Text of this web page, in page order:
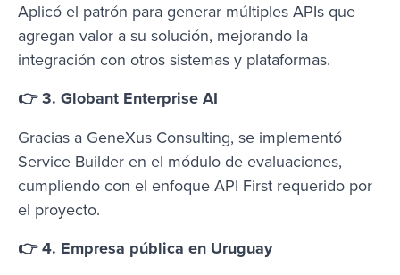
Aplicó el patrón para generar múltiples APIs que
agregan valor a su solución, mejorando la
integración con otros sistemas y plataformas.
👉 3. Globant Enterprise AI
Gracias a GeneXus Consulting, se implementó
Service Builder en el módulo de evaluaciones,
cumpliendo con el enfoque API First requerido por
el proyecto.
👉 4. Empresa pública en Uruguay